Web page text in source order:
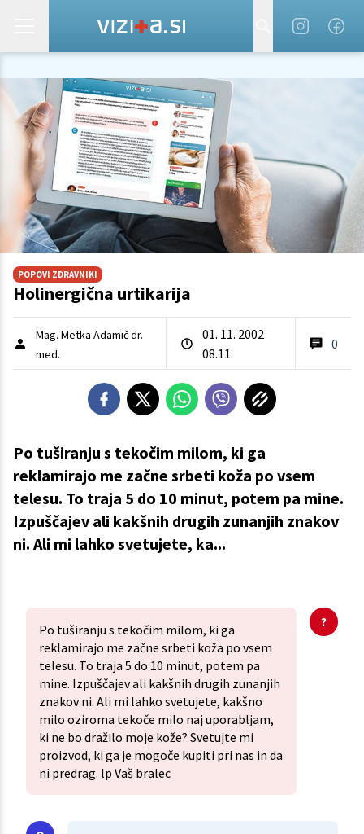
POPOVI ZDRAVNIKI
Holinergična urtikarija
Mag. Metka Adamič dr.
med.
01. 11. 2002
08.11
0
Po tuširanju s tekočim milom, ki ga
reklamirajo me začne srbeti koža po vsem
telesu. To traja 5 do 10 minut, potem pa mine.
Izpuščajev ali kakšnih drugih zunanjih znakov
ni. Ali mi lahko svetujete, ka...
Po tuširanju s tekočim milom, ki ga
reklamirajo me začne srbeti koža po vsem
telesu. To traja 5 do 10 minut, potem pa
mine. Izpuščajev ali kakšnih drugih zunanjih
znakov ni. Ali mi lahko svetujete, kakšno
milo oziroma tekoče milo naj uporabljam,
ki ne bo dražilo moje kože? Svetujte mi
proizvod, ki ga je mogoče kupiti pri nas in da
ni predrag. lp Vaš bralec